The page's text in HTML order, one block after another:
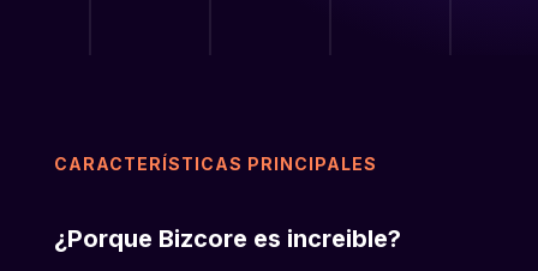
CARACTERÍSTICAS PRINCIPALES
¿Porque Bizcore es increible?